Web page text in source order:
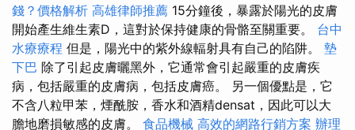
錢？價格解析 高雄律師推薦 15分鐘後，暴露於陽光的皮膚
開始產生維生素D，這對於保持健康的骨骼至關重要。 台中
水療療程 但是，陽光中的紫外線輻射具有自己的陷阱。 墊
下巴 除了引起皮膚曬黑外，它通常會引起嚴重的皮膚疾
病，包括嚴重的皮膚病，包括皮膚癌。 另一個優點是，它
不含八粒甲苯，煙酰胺，香水和酒精densat，因此可以大
膽地磨損敏感的皮膚。 食品機械 高效的網路行銷方案 辦理